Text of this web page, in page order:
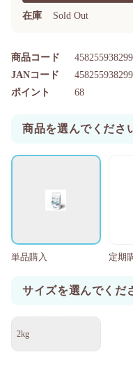
在庫 Sold Out
商品コード
ポイント 68
JANコード
商品を選んでくださ
単品購入 定期
サイズを選んでくだ
2kg